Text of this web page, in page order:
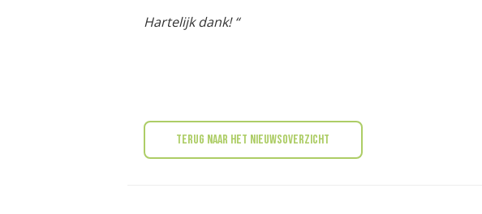
Hartelijk dank! “
Terug naar het nieuwsoverzicht